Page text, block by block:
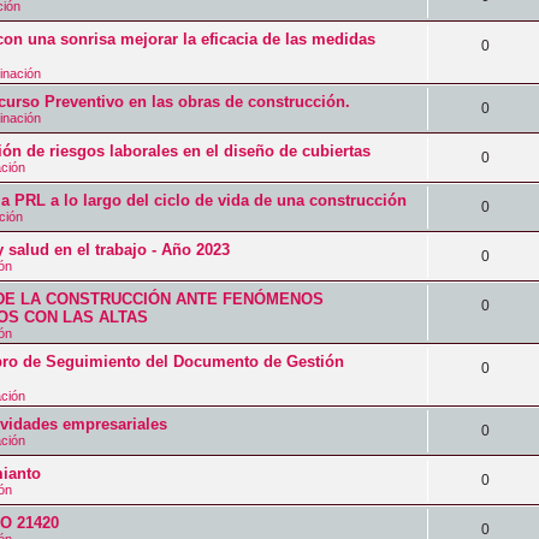
s
t
s
t
a
s
e
t
a
s
p
e
s
t
s
e
p
e
s
t
s
una sonrisa mejorar la eficacia de las medidas
0R
s
p
e
s
t
Preventivo en las obras de construcción. 0R
e
p
u
e
de riesgos laborales en el diseño de cubiertas 0R
e
p
u
e
s
t
a
s
PRL a lo largo del ciclo de vida de una construcción 0R
e
p
e
t
a
s
en el trabajo - Año 2023 0R
e
p
e
t
a
LA CONSTRUCCIÓN ANTE FENÓMENOS
CON LAS ALTAS
0R
s
u
e
t
de Seguimiento del Documento de Gestión
0R
s
p
e
empresariales 0R
e
p
0R
e
21420 0R